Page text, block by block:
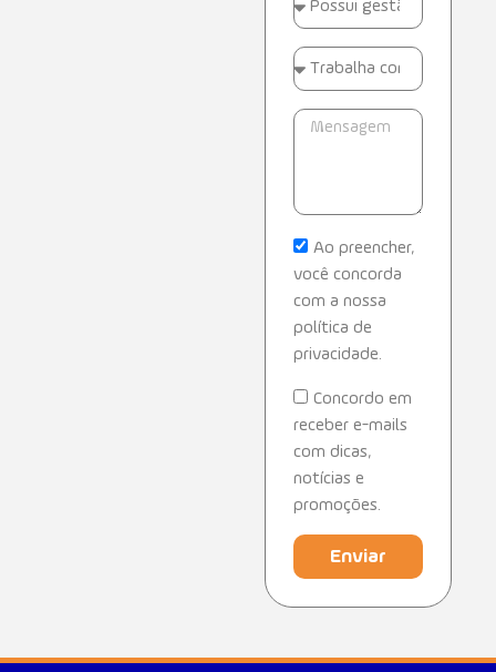
Ao preencher,
você concorda
com a nossa
política de
privacidade.
Concordo em
receber e-mails
com dicas,
notícias e
promoções.
Enviar